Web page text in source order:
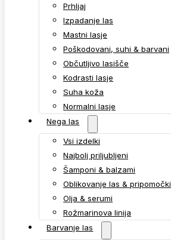
Prhljaj
Izpadanje las
Mastni lasje
Poškodovani, suhi & barvani
Občutljivo lasišče
Kodrasti lasje
Suha koža
Normalni lasje
Nega las
Vsi izdelki
Najbolj priljubljeni
Šamponi & balzami
Oblikovanje las & pripomočki
Olja & serumi
Rožmarinova linija
Barvanje las